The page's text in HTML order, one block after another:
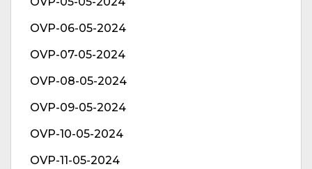
OVP-06-05-2024
OVP-07-05-2024
OVP-08-05-2024
OVP-09-05-2024
OVP-10-05-2024
OVP-11-05-2024